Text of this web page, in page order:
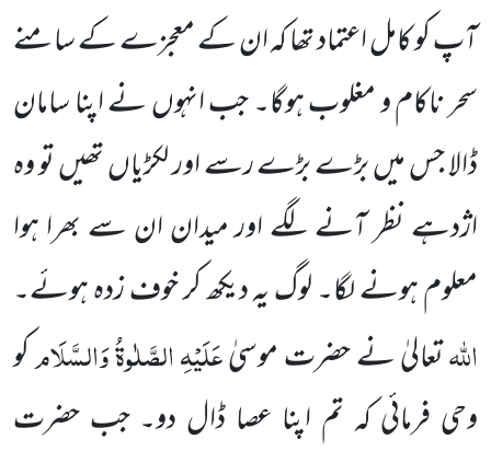
آپ کو کامل اعتمادتھا کہ ان کے معجزے کے سامنے
سحر ناکام و مغلوب ہوگا۔ جب انہوں نے اپنا سامان
ڈالا جس میں بڑے بڑے رسے اور لکڑیاں تھیں تو وہ
اژدہے نظر آنے لگے اور میدان ان سے بھرا ہوا
معلوم ہونے لگا۔ لوگ یہ دیکھ کر خوف زدہ ہوئے۔
اللہتعالیٰ نے حضرت موسیٰعَلَیْہِ الصَّلٰوۃُ وَالسَّلَامکو
وحی فرمائی کہ تم اپنا عصا ڈال دو۔ جب حضرت